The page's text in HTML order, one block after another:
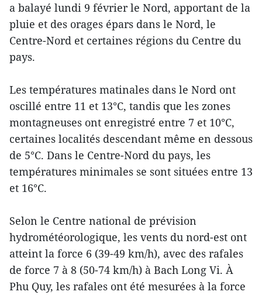
a balayé lundi 9 février le Nord, apportant de la
pluie et des orages épars dans le Nord, le
Centre-Nord et certaines régions du Centre du
pays.
Les températures matinales dans le Nord ont
oscillé entre 11 et 13°C, tandis que les zones
montagneuses ont enregistré entre 7 et 10°C,
certaines localités descendant même en dessous
de 5°C. Dans le Centre-Nord du pays, les
températures minimales se sont situées entre 13
et 16°C.
Selon le Centre national de prévision
hydrométéorologique, les vents du nord-est ont
atteint la force 6 (39-49 km/h), avec des rafales
de force 7 à 8 (50-74 km/h) à Bach Long Vi. À
Phu Quy, les rafales ont été mesurées à la force